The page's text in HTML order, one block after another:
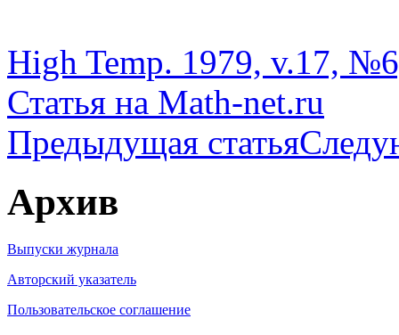
High Temp. 1979, v.17,
Статья на Math-net.ru
Предыдущая статья
Архив
Выпуски журнала
Авторский указатель
Пользовательское соглашение